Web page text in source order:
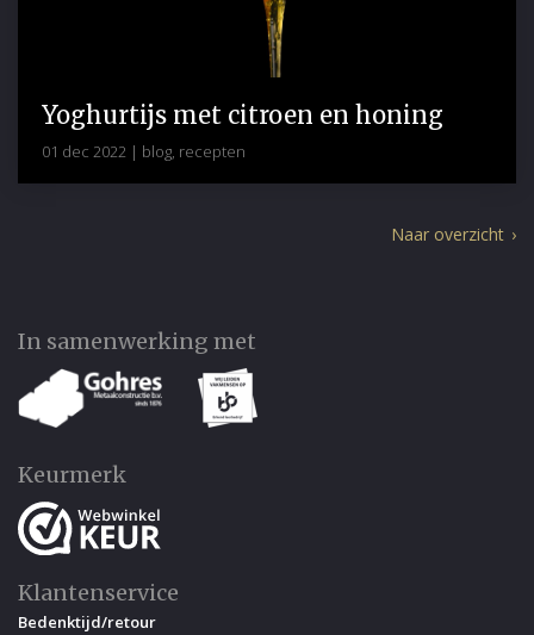
Yoghurtijs met citroen en honing
01 dec 2022 | blog, recepten
Naar overzicht
In samenwerking met
Keurmerk
Klantenservice
Bedenktijd/retour